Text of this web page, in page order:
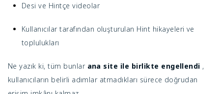
Desi ve Hintçe videolar
Kullanıcılar tarafından oluşturulan Hint hikayeleri ve
toplulukları
Ne yazık ki, tüm bunlar ana site ile birlikte engellendi ,
kullanıcıların belirli adımlar atmadıkları sürece doğrudan